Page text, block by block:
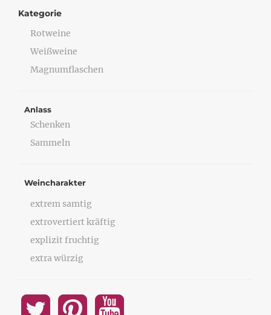
Kategorie
Rotweine
Weißweine
Magnumflaschen
Anlass
Schenken
Sammeln
Weincharakter
extrem samtig
extrovertiert kräftig
explizit fruchtig
extra würzig